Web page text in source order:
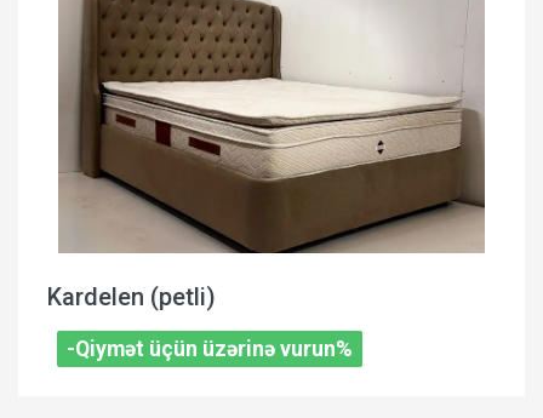
Kardelen (petli)
-Qiymət üçün üzərinə vurun%